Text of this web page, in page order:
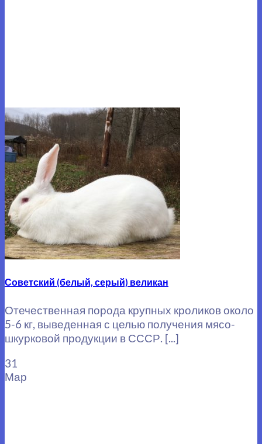
Советский (белый, серый) великан
Отечественная порода крупных кроликов около
5-6 кг, выведенная с целью получения мясо-
шкурковой продукции в СССР. [...]
31
Мар